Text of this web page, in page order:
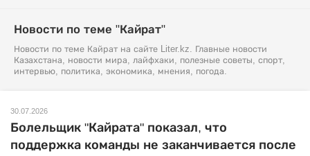
Новости по теме "Кайрат"
Новости по теме Кайрат на сайте Liter.kz. Главные новости
Казахстана, новости мира, лайфхаки, полезные советы, спорт,
интервью, политика, экономика, мнения, погода.
30.07.2026
Болельщик "Кайрата" показал, что
поддержка команды не заканчивается после